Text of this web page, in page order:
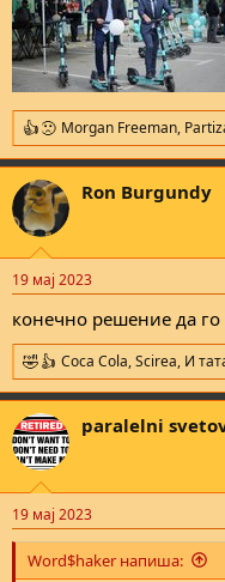
R
e
a
c
t
i
s
Morgan Freeman,
Ron Burgundy
19 мај 2023
конечно решение да
R
e
a
c
t
i
s
:
Coca Cola,Scirea, И
paralelni
19 мај 2023
Word$haker напиша: